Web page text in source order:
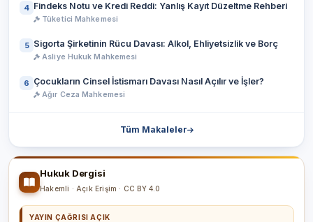
4 Findeks Notu ve Kredi Reddi: Yanlış Kayıt Düzeltme Rehberi
Tüketici Mahkemesi
5 Sigorta Şirketinin Rücu Davası: Alkol, Ehliyetsizlik ve Borç
Asliye Hukuk Mahkemesi
6 Çocukların Cinsel İstismarı Davası Nasıl Açılır ve İşler?
Ağır Ceza Mahkemesi
Tüm Makaleler
Hukuk Dergisi
Hakemli · Açık Erişim · CC BY 4.0
YAYIN ÇAĞRISI AÇIK